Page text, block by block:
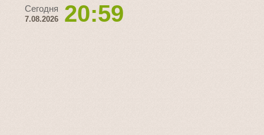
Сегодня
7.08.2026 20:59